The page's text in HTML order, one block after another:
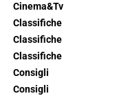
Cinema&Tv
Classifiche
Classifiche
Classifiche
Consigli
Consigli